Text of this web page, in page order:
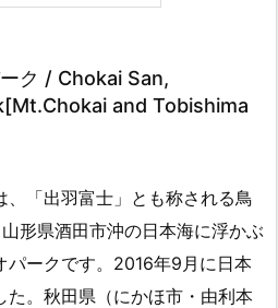
ク / Chokai San,
and Tobishima
、「出羽富士」とも称される鳥
形県酒田市沖の日本海に浮かぶ
パークです。2016年9月に日本
た。秋田県（にかほ市・由利本